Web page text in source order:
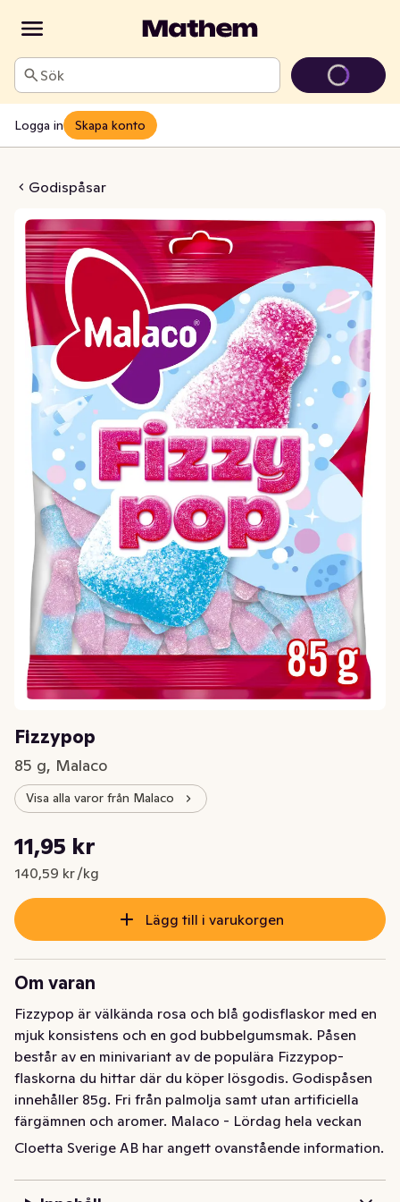
Sök
Logga in Skapa konto
Godispåsar
Fizzypop
85 g, Malaco
Visa alla varor från Malaco
Nuvarande pris är: 11,95 kr
11,95 kr
140,59 kr /kg
Styckpris: 140,59 kr /kg
Lägg till i varukorgen
Om varan
Fizzypop är välkända rosa och blå godisflaskor med en
mjuk konsistens och en god bubbelgumsmak. Påsen
består av en minivariant av de populära Fizzypop-
flaskorna du hittar där du köper lösgodis. Godispåsen
innehåller 85g. Fri från palmolja samt utan artificiella
färgämnen och aromer. Malaco - Lördag hela veckan
Fizzypop är välkända rosa och blå godisflaskor med en
Cloetta Sverige AB har angett ovanstående information.